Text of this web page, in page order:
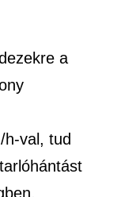
a
h-val, tud